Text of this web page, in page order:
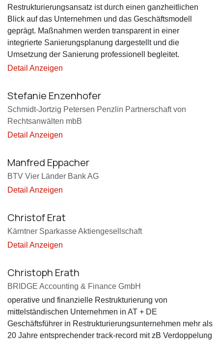
Restrukturierungsansatz ist durch einen ganzheitlichen
Blick auf das Unternehmen und das Geschäftsmodell
geprägt. Maßnahmen werden transparent in einer
integrierte Sanierungsplanung dargestellt und die
Umsetzung der Sanierung professionell begleitet.
Detail Anzeigen
Stefanie Enzenhofer
Schmidt-Jortzig Petersen Penzlin Partnerschaft von
Rechtsanwälten mbB
Detail Anzeigen
Manfred Eppacher
BTV Vier Länder Bank AG
Detail Anzeigen
Christof Erat
Kärntner Sparkasse Aktiengesellschaft
Detail Anzeigen
Christoph Erath
BRIDGE Accounting & Finance GmbH
operative und finanzielle Restrukturierung von
mittelständischen Unternehmen in AT + DE
Geschäftsführer in Restrukturierungsunternehmen mehr als
20 Jahre entsprechender track-record mit zB Verdoppelung